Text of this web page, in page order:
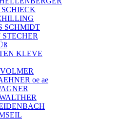
SCHMIDT
KLEVE
oe ae